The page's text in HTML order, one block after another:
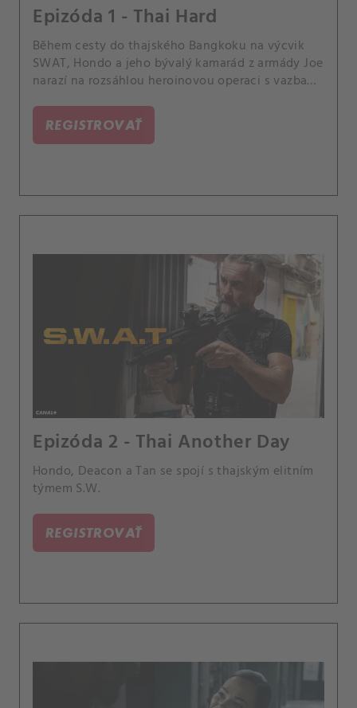
Epizóda 1 - Thai Hard
Během cesty do thajského Bangkoku na výcvik
SWAT, Hondo a jeho bývalý kamarád z armády Joe
narazí na rozsáhlou heroinovou operaci s vazbami
mocným drogovým králem.
REGISTROVAŤ
Epizóda 2 - Thai Another Day
Hondo, Deacon a Tan se spojí s thajským elitním
týmem S.W.
REGISTROVAŤ